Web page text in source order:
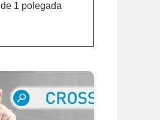
1 polegada